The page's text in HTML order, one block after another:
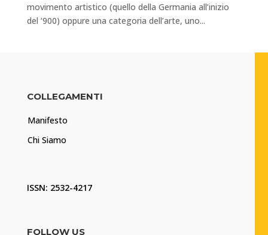
movimento artistico (quello della Germania all’inizio
del ‘900) oppure una categoria dell’arte, uno...
COLLEGAMENTI
Manifesto
Chi Siamo
ISSN: 2532-4217
FOLLOW US